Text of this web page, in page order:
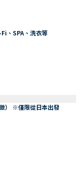
、SPA、洗衣等
） ※僅限從日本出發